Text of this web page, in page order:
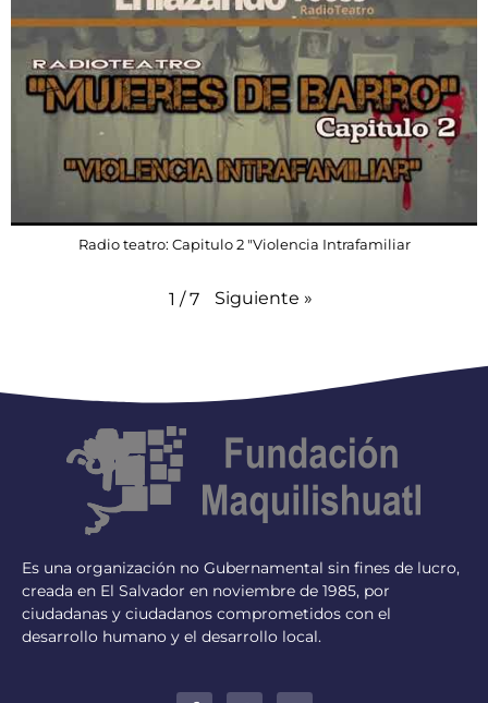
Radio teatro: Capitulo 2 "Violencia Intrafamiliar
1 / 7 Siguiente »
Es una organización no Gubernamental sin fines de lucro,
creada en El Salvador en noviembre de 1985, por
ciudadanas y ciudadanos comprometidos con el
desarrollo humano y el desarrollo local.